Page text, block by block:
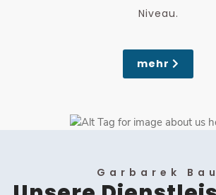
Niveau.
mehr
Garbarek Bau